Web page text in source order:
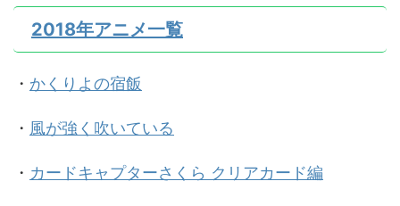
2018年アニメ一覧
・ かくりよの宿飯
・ 風が強く吹いている
・ カードキャプターさくら クリアカード編